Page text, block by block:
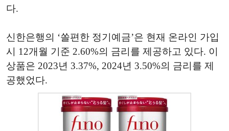
다.
신한은행의 ‘쏠편한 정기예금’은 현재 온라인 가입
시 12개월 기준 2.60%의 금리를 제공하고 있다. 이
상품은 2023년 3.37%, 2024년 3.50%의 금리를 제
공했었다.